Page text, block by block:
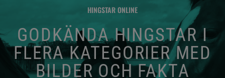
HINGSTAR ONLINE
GODKÄNDA HINGSTAR I
FLERA KATEGORIER MED
BILDER OCH FAKTA